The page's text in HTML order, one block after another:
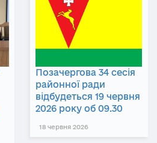
Позачергова 34 сесія
районної ради
відбудеться 19 червня
2026 року об 09.30
18 червня 2026